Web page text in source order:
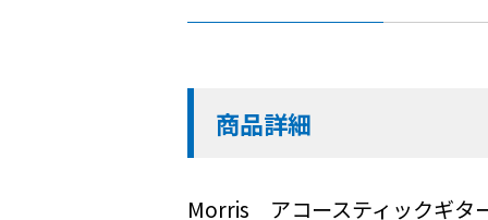
商品詳細
Morris アコースティックギタ